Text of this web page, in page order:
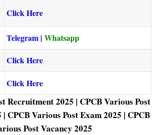
Click Here
Telegram | Whatsapp
Click Here
Click Here
Recruitment 2025 | CPCB Various Post
| CPCB Various Post Exam 2025 | CPCB
Post Vacancy 2025